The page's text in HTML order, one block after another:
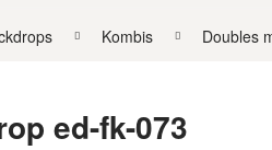
Kombis Doubles
ed-fk-073